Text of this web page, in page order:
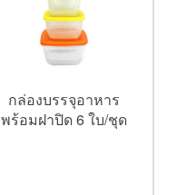
กล่องบรรจุอาหาร
พร้อมฝาปิด 6 ใบ/ชุด